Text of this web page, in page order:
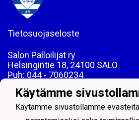
Tietosuojaseloste
Salon Palloilijat ry
Helsingintie 18, 24100 SALO
Puh: 044 - 7060234
LY 0139538-2
Käytämme
Käytämme sivustollamme